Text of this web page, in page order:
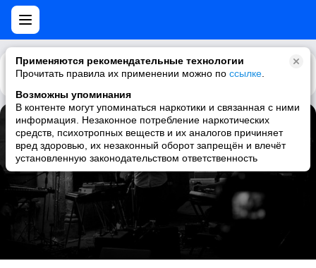
Применяются рекомендательные технологии
Прочитать правила их применении можно по ссылке
Возможны упоминания
В контенте могут упоминаться наркотики и связанная с ними
информация. Незаконное потребление наркотических
средств, психотропных веществ и их аналогов причиняет
вред здоровью, их незаконный оборот запрещён и влечёт
установленную законодательством ответственность
Каталог Рекомендации
Neutrino
Olan Mill